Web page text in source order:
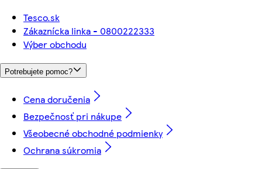
Tesco.sk
Zákaznícka linka - 0800222333
Výber obchodu
Potrebujete pomoc?
Cena doručenia
Bezpečnosť pri nákupe
Všeobecné obchodné podmienky
Ochrana súkromia